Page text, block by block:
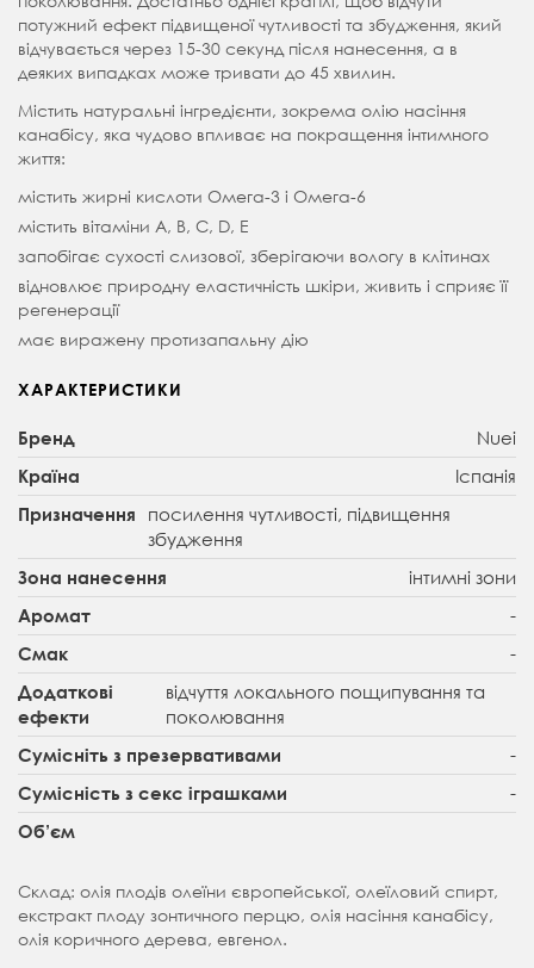
потужний ефект підвищеної чутливості та збудження, який
відчувається через 15-30 секунд після нанесення, а в
деяких випадках може тривати до 45 хвилин.
Містить натуральні інгредієнти, зокрема олію насіння
канабісу, яка чудово впливає на покращення інтимного
життя:
містить жирні кислоти Омега-3 і Омега-6
містить вітаміни А, B, C, D, E
запобігає сухості слизової, зберігаючи вологу в клітинах
відновлює природну еластичність шкіри, живить і сприяє її
регенерації
має виражену протизапальну дію
ХАРАКТЕРИСТИКИ
Бренд Nuei
Країна Іспанія
Призначення
посилення чутливості, підвищення
збудження
Зона нанесення інтимні зони
Аромат -
Смак -
Додаткові
ефекти
відчуття локального пощипування та
поколювання
Сумісніть з презервативами -
Сумісність з секс іграшками -
Об’єм
Склад: олія плодів олеїни європейської, олеїловий спирт,
екстракт плоду зонтичного перцю, олія насіння канабісу,
олія коричного дерева, евгенол.